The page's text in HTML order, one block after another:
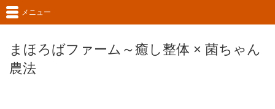
まほろばファーム～癒し整体 × 菌ちゃん
農法
メニュー